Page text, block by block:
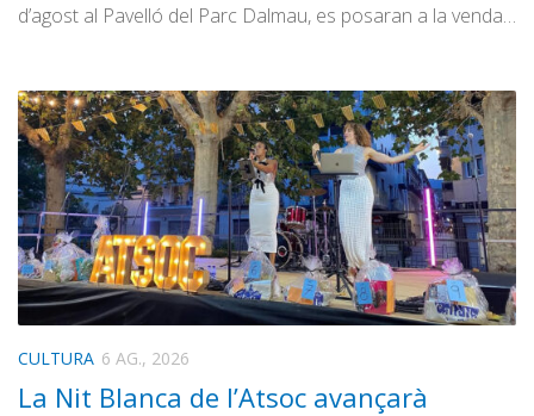
d’agost al Pavelló del Parc Dalmau, es posaran a la venda…
CULTURA 6 AG., 2026
La Nit Blanca de l’Atsoc avançarà